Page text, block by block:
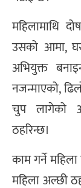
महिलामाथि
उसको आमा,
अभियुक्त
नजन्माएको,
चुप लागेको
ठहरिन्छ।
काम गर्ने
महिला अल्छी